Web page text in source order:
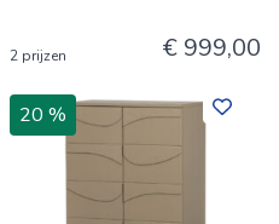
2 prijzen € 999,00
20 %